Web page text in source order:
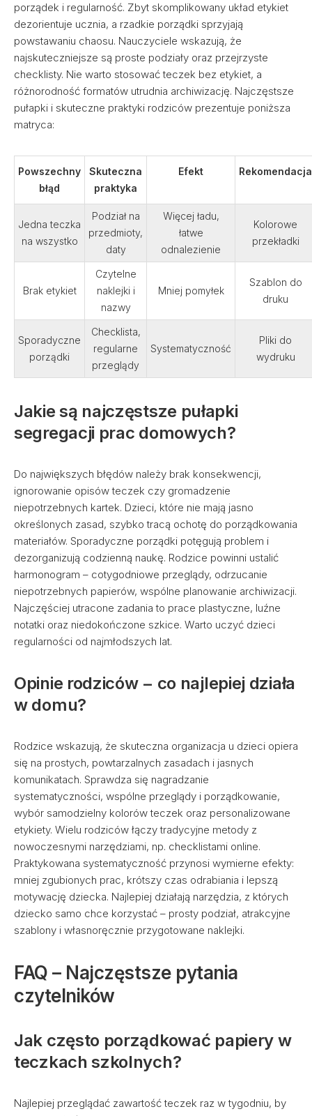
porządek i regularność. Zbyt skomplikowany układ etykiet
dezorientuje ucznia, a rzadkie porządki sprzyjają
powstawaniu chaosu. Nauczyciele wskazują, że
najskuteczniejsze są proste podziały oraz przejrzyste
checklisty. Nie warto stosować teczek bez etykiet, a
różnorodność formatów utrudnia archiwizację. Najczęstsze
pułapki i skuteczne praktyki rodziców prezentuje poniższa
matryca:
Powszechny
błąd
Skuteczna
praktyka
Efekt Rekomendacja
Jedna teczka
na wszystko
Podział na
przedmioty,
daty
Więcej ładu,
łatwe
odnalezienie
Kolorowe
przekładki
Brak etykiet
Czytelne
naklejki i
nazwy
Mniej pomyłek
Szablon do
druku
Sporadyczne
porządki
Checklista,
regularne
przeglądy
Systematyczność
Pliki do
wydruku
Jakie są najczęstsze pułapki
segregacji prac domowych?
Do największych błędów należy brak konsekwencji,
ignorowanie opisów teczek czy gromadzenie
niepotrzebnych kartek. Dzieci, które nie mają jasno
określonych zasad, szybko tracą ochotę do porządkowania
materiałów. Sporadyczne porządki potęgują problem i
dezorganizują codzienną naukę. Rodzice powinni ustalić
harmonogram – cotygodniowe przeglądy, odrzucanie
niepotrzebnych papierów, wspólne planowanie archiwizacji.
Najczęściej utracone zadania to prace plastyczne, luźne
notatki oraz niedokończone szkice. Warto uczyć dzieci
regularności od najmłodszych lat.
Opinie rodziców − co najlepiej działa
w domu?
Rodzice wskazują, że skuteczna organizacja u dzieci opiera
się na prostych, powtarzalnych zasadach i jasnych
komunikatach. Sprawdza się nagradzanie
systematyczności, wspólne przeglądy i porządkowanie,
wybór samodzielny kolorów teczek oraz personalizowane
etykiety. Wielu rodziców łączy tradycyjne metody z
nowoczesnymi narzędziami, np. checklistami online.
Praktykowana systematyczność przynosi wymierne efekty:
mniej zgubionych prac, krótszy czas odrabiania i lepszą
motywację dziecka. Najlepiej działają narzędzia, z których
dziecko samo chce korzystać – prosty podział, atrakcyjne
szablony i własnoręcznie przygotowane naklejki.
FAQ – Najczęstsze pytania
czytelników
Jak często porządkować papiery w
teczkach szkolnych?
Najlepiej przeglądać zawartość teczek raz w tygodniu, by